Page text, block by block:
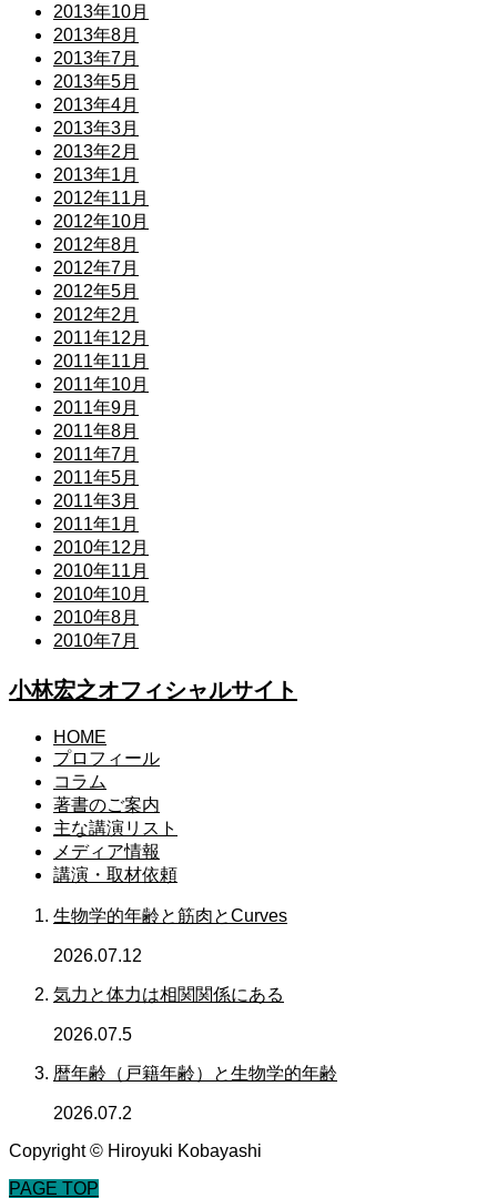
2013年10月
2013年8月
2013年7月
2013年5月
2013年4月
2013年3月
2013年2月
2013年1月
2012年11月
2012年10月
2012年8月
2012年7月
2012年5月
2012年2月
2011年12月
2011年11月
2011年10月
2011年9月
2011年8月
2011年7月
2011年5月
2011年3月
2011年1月
2010年12月
2010年11月
2010年10月
2010年8月
2010年7月
小林宏之オフィシャルサイト
HOME
プロフィール
コラム
著書のご案内
主な講演リスト
メディア情報
講演・取材依頼
生物学的年齢と筋肉とCurves
2026.07.12
気力と体力は相関関係にある
2026.07.5
暦年齢（戸籍年齢）と生物学的年齢
2026.07.2
Copyright © Hiroyuki Kobayashi
PAGE TOP